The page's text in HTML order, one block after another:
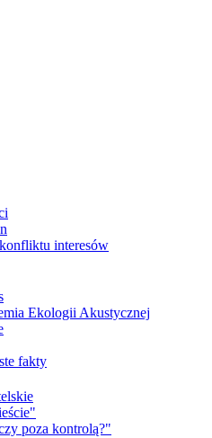
interesów
Ekologii Akustycznej
fakty
poza kontrolą?"